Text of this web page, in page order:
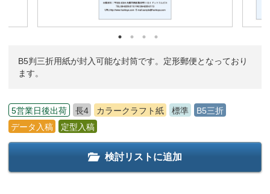
B5判三折用紙が封入可能な封筒です。定形郵便となっており
ます。
5営業日後出荷 長4 カラークラフト紙 標準
B5三折
データ入稿
定型入稿
検討リストに追加